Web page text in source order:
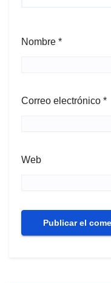
Nombre *
Correo electrónico *
Web